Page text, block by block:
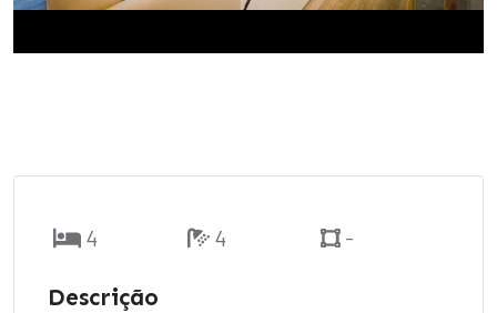
4 4 -
Descrição